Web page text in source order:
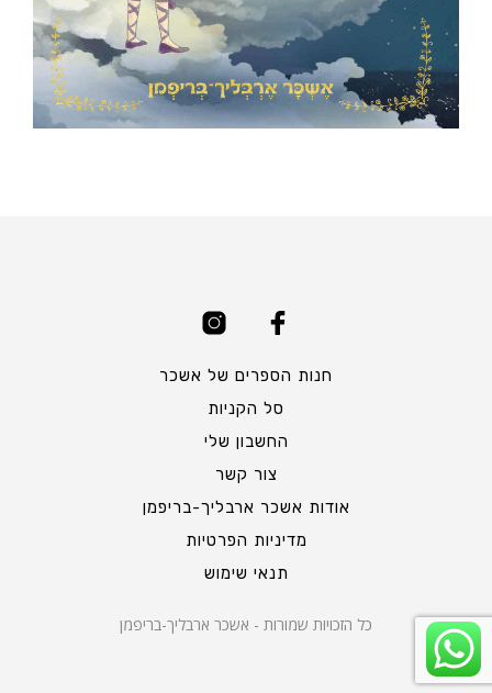
חנות הספרים של אשכר
סל הקניות
החשבון שלי
צור קשר
אודות אשכר ארבליך-בריפמן
מדיניות הפרטיות
תנאי שימוש
כל הזכויות שמורות - אשכר ארבליך-בריפמן